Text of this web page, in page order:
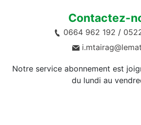
Contactez-
0664 962 192 /
Notre service abonnement est
du lundi au